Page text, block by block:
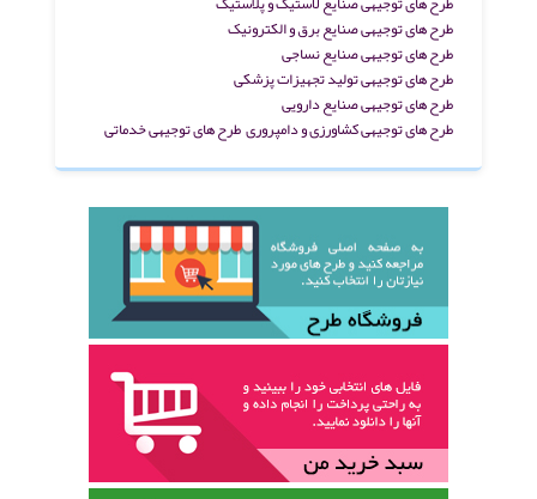
طرح های توجیهی صنایع برق و الکترونیک
طرح های توجیهی صنایع نساجی
طرح های توجیهی تولید تجهیزات پزشکی
طرح های توجیهی صنایع دارویی
طرح های توجیهی کشاورزی و دامپروریطرح های توجیهی خدماتی